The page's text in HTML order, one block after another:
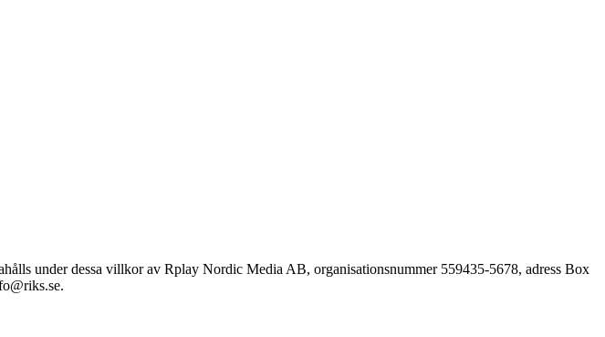
under dessa villkor av Rplay Nordic Media AB, organisationsnummer 559435-5678, adress Box
.